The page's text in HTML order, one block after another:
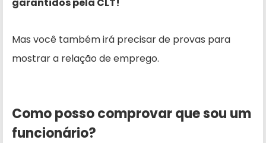
Mas você também irá precisar de provas para
mostrar a relação de emprego.
Como posso comprovar que sou um
funcionário?